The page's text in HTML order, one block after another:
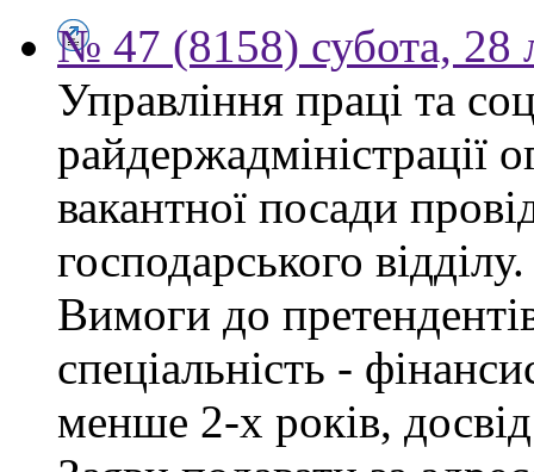
№ 47 (8158) субота, 28
Управління праці та
райдержадміністрації
вакантної посади
господарського відділу.
Вимоги до
спеціальність -
менше 2-х років,